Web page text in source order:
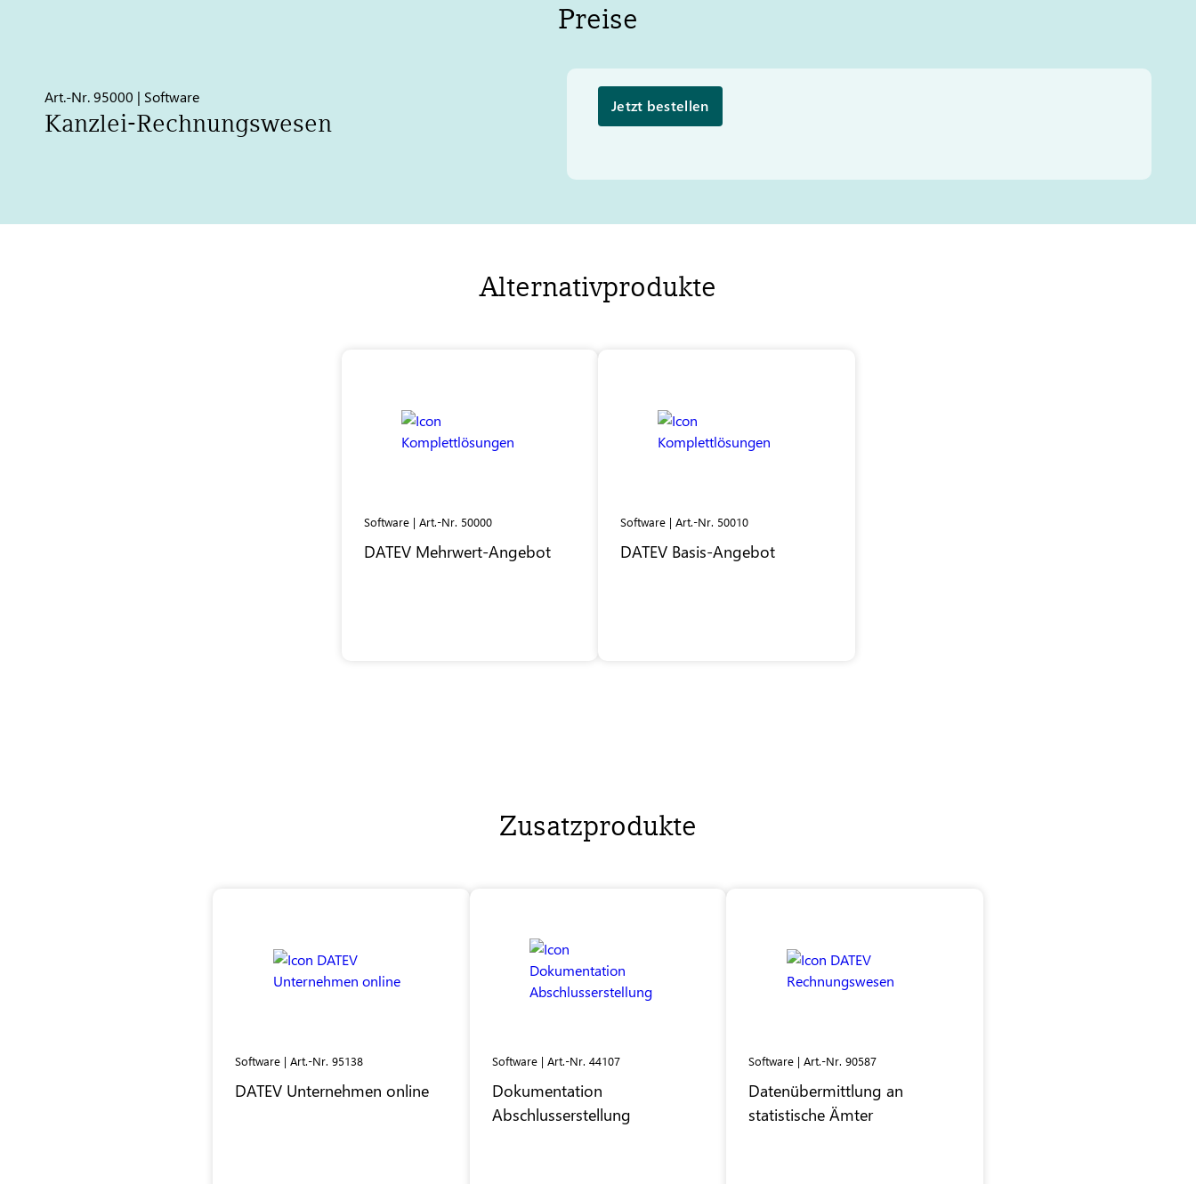
Preise
Art.-Nr. 95000 | Software
Kanzlei-Rechnungswesen
Jetzt bestellen
Alternativprodukte
Software | Art.-Nr. 50000
DATEVMehrwert-Angebot
Software | Art.-Nr. 50010
DATEV Basis-Angebot
Zusatzprodukte
Software | Art.-Nr. 95138
DATEV Unternehmen online
Software | Art.-Nr. 44107
Dokumentation
Abschlusserstellung
Software | Art.-Nr. 90587
Datenübermittlung an
statistische Ämter